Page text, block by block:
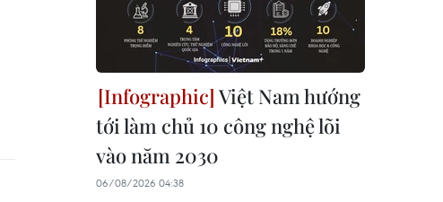
Việt Nam hướng
tới làm chủ 10 công nghệ lõi
vào năm 2030
06/08/2026 04:38